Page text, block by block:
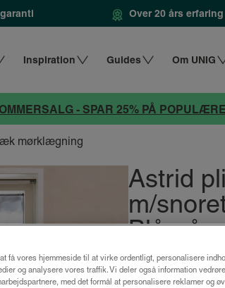
Over 20 års erfaring
Inspiration Guides Om UNIG
- SPAR 25% PÅ
mørklægning
Astrid
m/
Blågrå
fra
1322 kr.
få vores hjemmeside til at virke ordentligt, personalisere
og analysere vores traffik. Vi deler også information
med det formål at personalisere reklamer og